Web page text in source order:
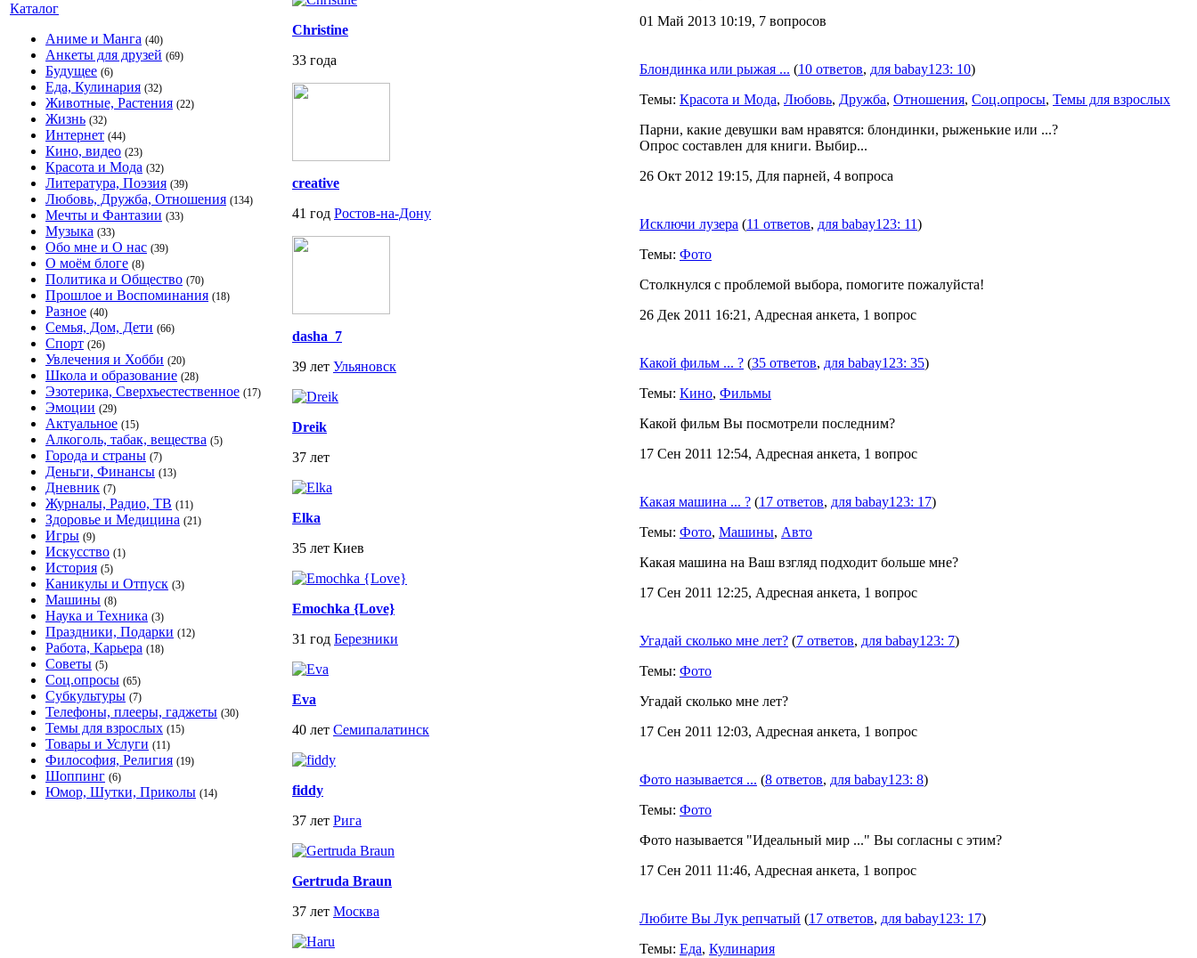
Каталог
Аниме и Манга (40)
Анкеты для друзей (69)
Будущее (6)
Еда, Кулинария (32)
Животные, Растения (22)
Жизнь (32)
Интернет (44)
Кино, видео (23)
Красота и Мода (32)
Литература, Поэзия (39)
Любовь, Дружба, Отношения (134)
Мечты и Фантазии (33)
Музыка (33)
Обо мне и О нас (39)
О моём блоге (8)
Политика и Общество (70)
Прошлое и Воспоминания (18)
Разное (40)
Семья, Дом, Дети (66)
Спорт (26)
Увлечения и Хобби (20)
Школа и образование (28)
Эзотерика, Сверхъестественное (17)
Эмоции (29)
Актуальное (15)
Алкоголь, табак, вещества (5)
Города и страны (7)
Деньги, Финансы (13)
Дневник (7)
Журналы, Радио, ТВ (11)
Здоровье и Медицина (21)
Игры (9)
Искусство (1)
История (5)
Каникулы и Отпуск (3)
Машины (8)
Наука и Техника (3)
Праздники, Подарки (12)
Работа, Карьера (18)
Советы (5)
Соц.опросы (65)
Субкультуры (7)
Телефоны, плееры, гаджеты (30)
Темы для взрослых (15)
Товары и Услуги (11)
Философия, Религия (19)
Шоппинг (6)
Юмор, Шутки, Приколы (14)
Christine
33 года
creative
41 год Ростов-на-Дону
dasha_7
39 лет Ульяновск
Dreik
37 лет
Elka
35 лет Киев
Emochka {Love}
31 год Березники
Eva
40 лет Семипалатинск
fiddy
37 лет Рига
Gertruda Braun
37 лет Москва
01 Май 2013 10:19, 7 вопросов
Блондинка или рыжая ... (10 ответов, для babay123: 10)
Темы: Красота и Мода, Любовь, Дружба, Отношения, Соц.опросы, Темы для взрослых
Парни, какие девушки вам нравятся: блондинки, рыженькие или ...?
Опрос составлен для книги. Выбир...
26 Окт 2012 19:15, Для парней, 4 вопроса
Исключи лузера (11 ответов, для babay123: 11)
Темы: Фото
Столкнулся с проблемой выбора, помогите пожалуйста!
26 Дек 2011 16:21, Адресная анкета, 1 вопрос
Какой фильм ... ? (35 ответов, для babay123: 35)
Темы: Кино, Фильмы
Какой фильм Вы посмотрели последним?
17 Сен 2011 12:54, Адресная анкета, 1 вопрос
Какая машина ... ? (17 ответов, для babay123: 17)
Темы: Фото, Машины, Авто
Какая машина на Ваш взгляд подходит больше мне?
17 Сен 2011 12:25, Адресная анкета, 1 вопрос
Угадай сколько мне лет? (7 ответов, для babay123: 7)
Темы: Фото
Угадай сколько мне лет?
17 Сен 2011 12:03, Адресная анкета, 1 вопрос
Фото называется ... (8 ответов, для babay123: 8)
Темы: Фото
Фото называется "Идеальный мир ..." Вы согласны с этим?
17 Сен 2011 11:46, Адресная анкета, 1 вопрос
Любите Вы Лук репчатый (17 ответов, для babay123: 17)
Темы: Еда, Кулинария